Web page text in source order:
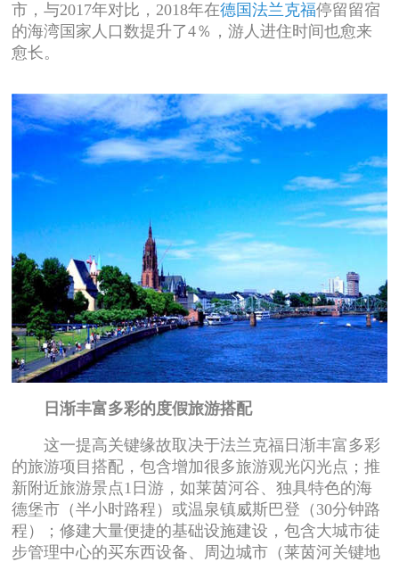
市，与2017年对比，2018年在德国法兰克福停留留宿
的海湾国家人口数提升了4％，游人进住时间也愈来
愈长。
日渐丰富多彩的度假旅游搭配
这一提高关键缘故取决于法兰克福日渐丰富多彩
的旅游项目搭配，包含增加很多旅游观光闪光点；推
新附近旅游景点1日游，如莱茵河谷、独具特色的海
德堡市（半小时路程）或温泉镇威斯巴登（30分钟路
程）；修建大量便捷的基础设施建设，包含大城市徒
步管理中心的买东西设备、周边城市（莱茵河关键地